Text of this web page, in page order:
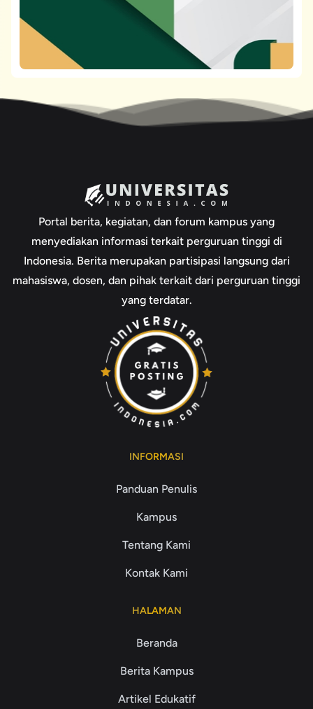
Portal berita, kegiatan, dan forum kampus yang
menyediakan informasi terkait perguruan tinggi di
Indonesia. Berita merupakan partisipasi langsung dari
mahasiswa, dosen, dan pihak terkait dari perguruan tinggi
yang terdatar.
INFORMASI
Panduan Penulis
Kampus
Tentang Kami
Kontak Kami
HALAMAN
Beranda
Berita Kampus
Artikel Edukatif